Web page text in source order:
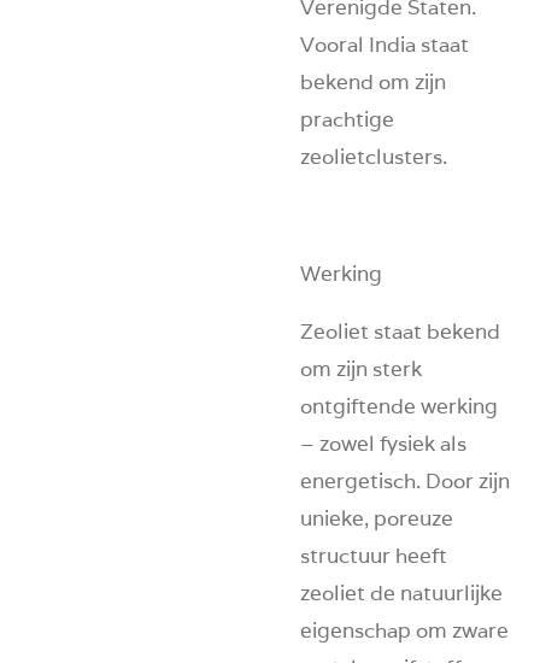
Verenigde Staten.
Vooral India staat
bekend om zijn
prachtige
zeolietclusters.
Werking
Zeoliet staat bekend
om zijn sterk
ontgiftende werking
– zowel fysiek als
energetisch. Door zijn
unieke, poreuze
structuur heeft
zeoliet de natuurlijke
eigenschap om zware